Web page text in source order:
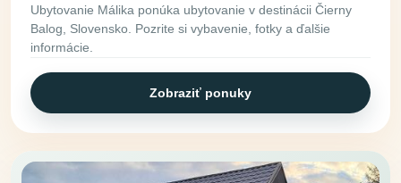
Ubytovanie Málika ponúka ubytovanie v destinácii Čierny
Balog, Slovensko. Pozrite si vybavenie, fotky a ďalšie
informácie.
Zobraziť ponuky